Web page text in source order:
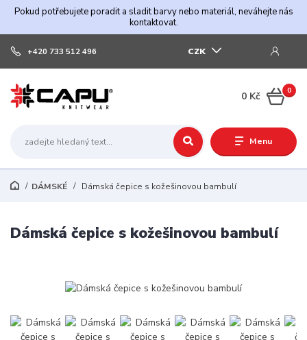
Pokud potřebujete poradit a sladit barvy nebo materiál, neváhejte nás
kontaktovat.
Menu
CZK
+420 733 512 496
0
0 Kč
DÁMSKÉ Dámská čepice s kožešinovou bambulí
Dámská čepice s kožešinovou bambulí